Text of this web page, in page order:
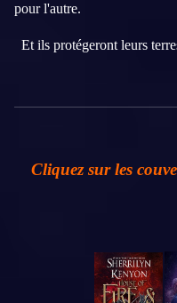
pour l'autre.
Et ils protégeront leurs
Cliquez sur les